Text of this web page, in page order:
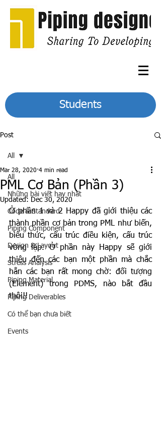
Students
Post
All
Những bài viết hay nhất
Code & Standard
Piping Component
Design & Layout
Stress Analysis
Piping Material
Piping Deliverables
Có thể bạn chưa biết
Events
All
PML Cơ Bản (Phần 3)
Mar 28, 2020 4 min read
Updated: Dec 30, 2020
Ở phần 1 và 2 Happy đã giới thiệu các
thành phần cơ bản trong PML như biến,
biểu thức, cấu trúc điều kiện, cấu trúc
vòng lặp. Ở phần này Happy sẽ giới
thiệu đến các bạn một phần mà chắc
hẳn các bạn rất mong chờ: đối tượng
(Element) trong PDMS, nào bắt đầu
thôi!!